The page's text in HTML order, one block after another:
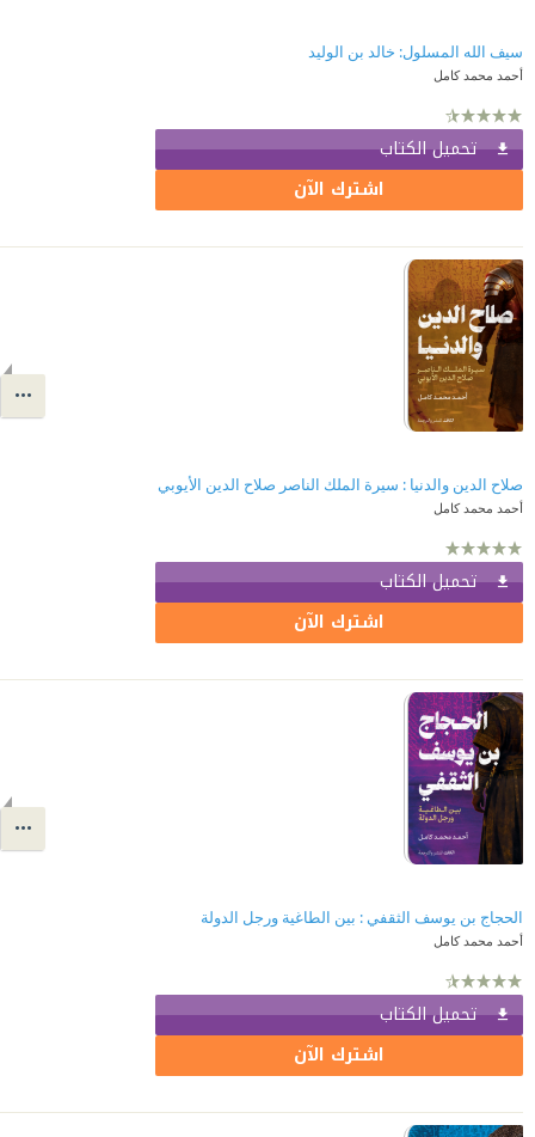
أحمد محمد كامل
تحميل الكتاب
اشترك الآن
صلاح الدين والدنيا : سيرة الملك الناصر صلاح الدين الأيوبي
أحمد محمد كامل
تحميل الكتاب
اشترك الآن
الحجاج بن يوسف الثقفي : بين الطاغية ورجل الدولة
أحمد محمد كامل
تحميل الكتاب
اشترك الآن